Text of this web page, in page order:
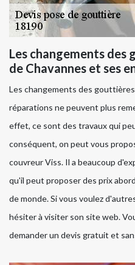
Les changements des
de Chavannes et ses
Les changements des
réparations ne peuvent plus
effet, ce sont des travaux qui
conséquent, on peut vous
couvreur Viss. Il a beaucoup
qu'il peut proposer des prix
de monde. Si vous voulez
hésiter à visiter son site web.
demander un devis gratuit et